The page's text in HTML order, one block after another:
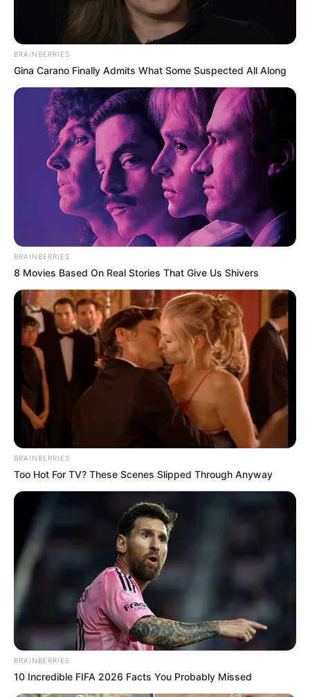
ดวงการงานยังคงต้องขอคำแนะนำในเรื่องของงานกับ
ผู้ใหญ่ หรือคนที่ชำนาญงานกว่า
ดวงการเงินมีค่าใช้จ่ายไม่ทันตั้งตัว ทั้งค่าใช้จ่ายประจำ
และค่าใช้จ่ายจรอีกด้วย
ดวงความรักคนโสด ผู้ใหญ่จะติดต่อขอให้กลับมาคืนดีกับ
คนเก่า คนมีคู่ เริ่มอิ่มตัวและเริ่มคิดถึงเรื่องการวางแผน
ดูดวงคนเกิดวันเสาร์
ดวงการงานงานจะประสบความสำเร็จได้เพราะตัวเอง
ไม่มีคนอื่นเข้ามาช่วย พึ่งพาใครไม่ได้นอกจากตัวเอง
ดวงการเงิน
เงินที่เป็นพันธะหนี้สิน จะได้ปลดหนี้ ได้
อิสรภาพทางการเงินกลับมา
ดวงความรัก
คนโสด กำลังพยายามทำใจกับคนเก่าๆ คน
มีคู่ ได้เดินทางไปต่างประเทศร่วมกันทั้งครอบครัว
ดวงรายสัปดาห์ 3 – 9 มีนาคม 2562 (คนเกิดทั้ง 7 วัน)
BRAINBERRIES
Gina Carano Finally Admits What Some Suspected All Along
BRAINBERRIES
8 Movies Based On Real Stories That Give Us Shivers
BRAINBERRIES
Too Hot For TV? These Scenes Slipped Through Anyway
BRAINBERRIES
10 Incredible FIFA 2026 Facts You Probably Missed